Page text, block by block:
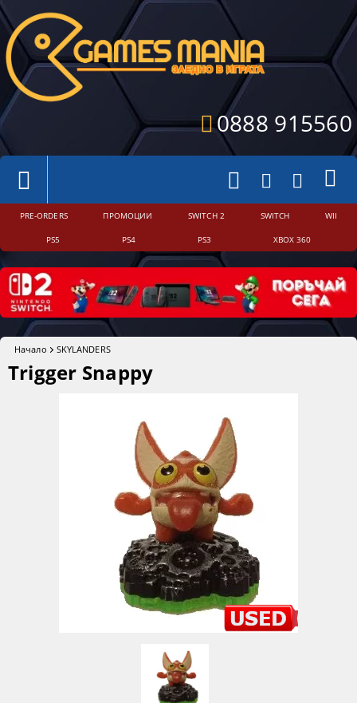
0888 915560
PRE-ORDERS ПРОМОЦИИ SWITCH 2 SWITCH WII
PS5 PS4 PS3 XBOX 360
Начало SKYLANDERS
Trigger Snappy